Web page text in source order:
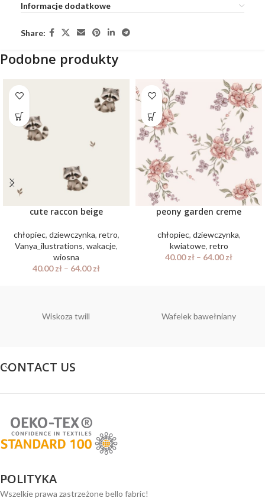
Informacje dodatkowe
Share:
Podobne produkty
cute raccon beige
chłopiec, dziewczynka, retro,
Vanya_ilustrations, wakacje,
wiosna
40.00zł – 64.00zł
peony garden creme
chłopiec, dziewczynka,
kwiatowe, retro
40.00zł – 64.00zł
Wiskoza twill Wafelek bawełniany
CONTACT US
POLITYKA
Wszelkie prawa zastrzeżone bello fabric!